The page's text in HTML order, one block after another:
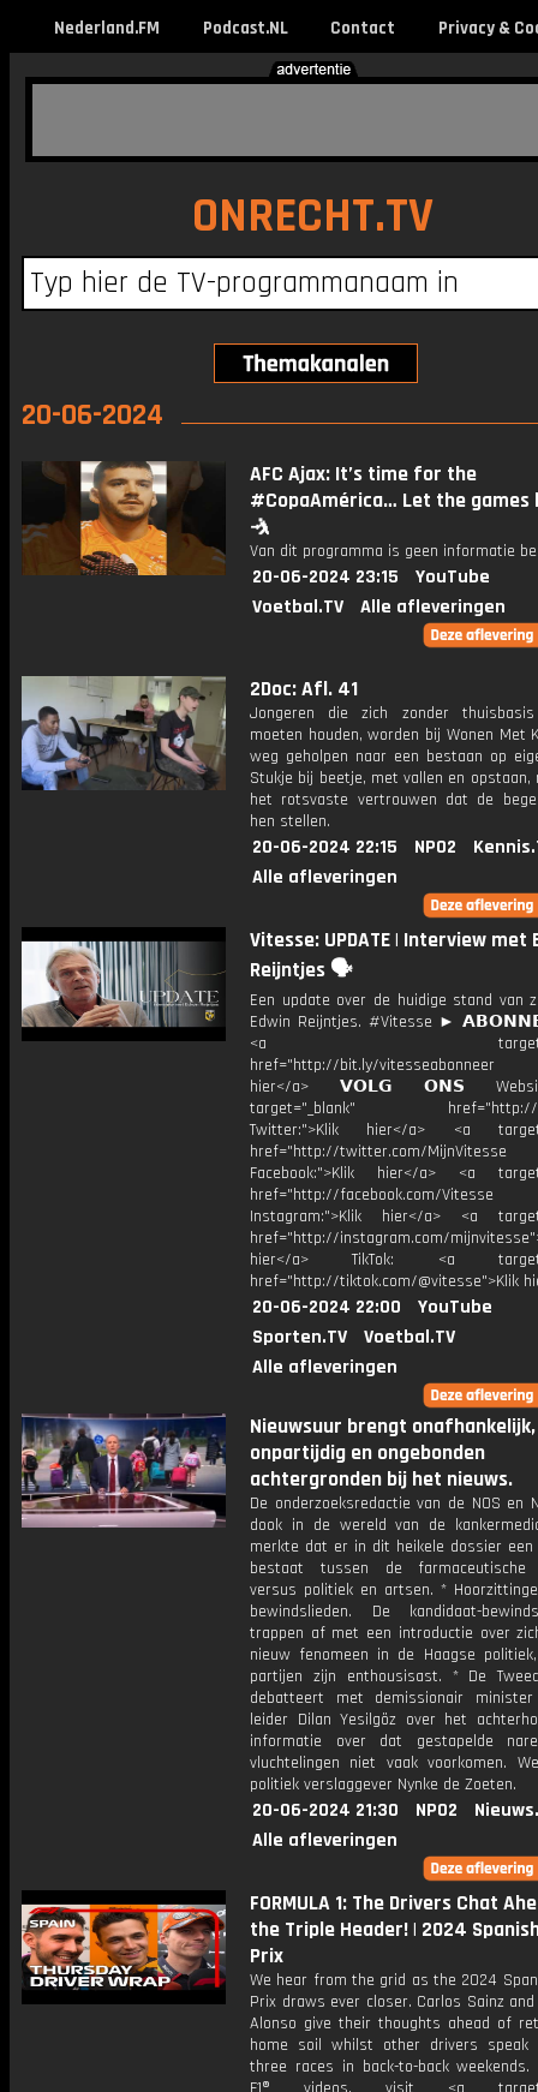
Nederland.FM Podcast.NL Contact Privacy &
ONRECHT.TV
20-06-2024
AFC Ajax: It’s time for the
#CopaAmérica… Let the games
🤺
Van dit programma is geen informatie
20-06-2024 23:15
YouTube
Voetbal.TV
Alle afleveringen
2Doc: Afl. 41
Jongeren die zich zonder
moeten houden, worden bij Wonen Met
weg geholpen naar een bestaan op
Stukje bij beetje, met vallen en opstaan,
het rotsvaste vertrouwen dat de
hen stellen.
20-06-2024 22:15 NPO2
Alle afleveringen
Vitesse: UPDATE | Interview met
Reijntjes 🗣️
Een update over de huidige stand van
Edwin Reijntjes. #Vitesse ►
<a
href="http://bit.ly/
hier</a> 𝗩𝗢𝗟𝗚 𝗢𝗡𝗦
target="_blank" href="http://
Twitter:">Klik hier</a> <a
href="http://twitter.com/MijnVitesse
Facebook:">Klik hier</a> <a
href="http://facebook.com/Vitesse
Instagram:">Klik hier</a> <a
href="http://instagram.com/
hier</a> TikTok: <a
href="http://tiktok.com/@vitesse">Klik
20-06-2024 22:00
YouTube
Sporten.TV
Voetbal.TV
Alle afleveringen
Nieuwsuur brengt onafhankelijk,
onpartijdig en ongebonden
achtergronden bij het nieuws.
De onderzoeksredactie van de NOS en
dook in de wereld van de
merkte dat er in dit heikele dossier een
bestaat tussen de farmaceutische
versus politiek en artsen. *
bewindslieden. De kandidaat-
trappen af met een introductie over
nieuw fenomeen in de Haagse
partijen zijn enthousisast. * De
debatteert met demissionair minister
leider Dilan Yesilgöz over het
informatie over dat gestapelde
vluchtelingen niet vaak voorkomen.
politiek verslaggever Nynke de Zoeten.
20-06-2024 21:30 NPO2
Alle afleveringen
FORMULA 1: The Drivers Chat
the Triple Header! | 2024
Prix
We hear from the grid as the 2024
Prix draws ever closer. Carlos Sainz and
Alonso give their thoughts ahead of
home soil whilst other drivers speak
three races in back-to-back weekends.